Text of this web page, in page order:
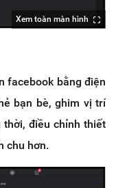
Xem toàn màn hình
facebook bằng điện
bạn bè, ghim vị trí
điều chỉnh thiết
chu hơn.